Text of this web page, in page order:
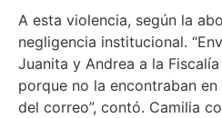
A esta violencia, según la
negligencia institucional.
Juanita y Andrea a la
porque no la encontraban
del correo”, contó. Camilia